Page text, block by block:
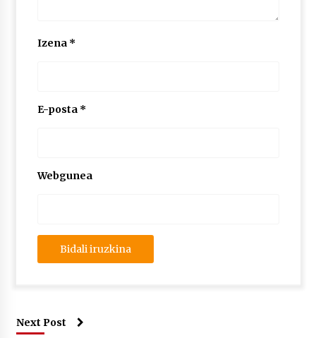
Izena *
E-posta *
Webgunea
Next Post